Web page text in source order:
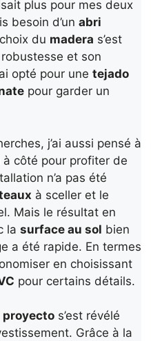
plus pour mes deux
besoin d’un abri
du madera s’est
et son
opté pour une tejado
pour garder un
j’ai aussi pensé à
à côté pour profiter de
n’a pas été
à sceller et le
Mais le résultat en
la surface au sol bien
a été rapide. En termes
en choisissant
pour certains détails.
proyecto s’est révélé
Grâce à la